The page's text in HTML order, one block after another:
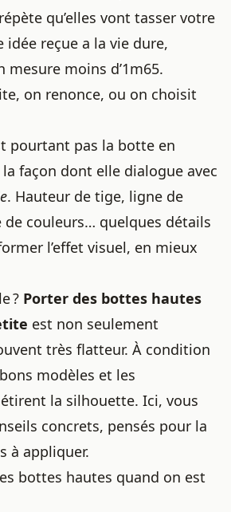
qu’elles vont tasser votre
idée reçue a la vie dure,
moins d’1m65.
on renonce, ou on choisit
pourtant pas la botte en
façon dont elle dialogue avec
. Hauteur de tige, ligne de
de couleurs… quelques détails
l’effet visuel, en mieux
? Porter des bottes hautes
est non seulement
très flatteur. À condition
modèles et les
la silhouette. Ici, vous
concrets, pensés pour la
à appliquer.
bottes hautes quand on est